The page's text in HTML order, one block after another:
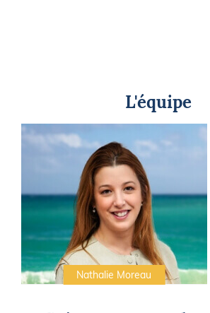
L'équipe
Nathalie Moreau